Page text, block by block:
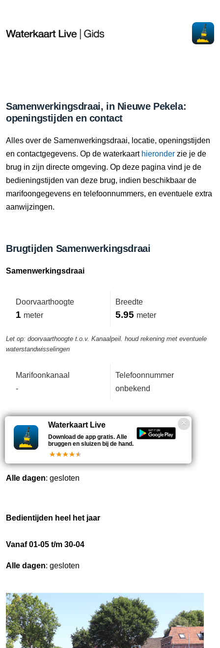
Samenwerkingsdraai, in Nieuwe Pekela:
openingstijden en contact
Alles over de Samenwerkingsdraai, locatie, openingstijden
en contactgegevens. Op de waterkaart hieronder zie je de
brug in zijn directe omgeving. Op deze pagina vind je de
bedieningstijden van deze brug, indien beschikbaar de
marifoongegevens en telefoonnummers, en eventuele extra
aanwijzingen.
Brugtijden Samenwerkingsdraai
Samenwerkingsdraai
Doorvaarthoogte
1 meter
Breedte
5.95 meter
Let op: doorvaarthoogte t.o.v. Kanaalpeil. houd rekening met eventuele
waterstandwisselingen
Marifoonkanaal
-
Telefoonnummer
onbekend
Fiets/voetbrug.
Bedientijden deze week
Alle dagen: gesloten
Bedientijden heel het jaar
Vanaf 01-05 t/m 30-04
Alle dagen: gesloten
Waterkaart Live
Download de app gratis. Alle
bruggen en sluizen bij de hand.